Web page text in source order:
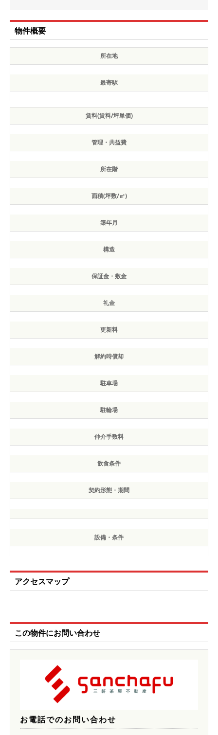
物件概要
所在地
最寄駅
賃料(賃料/坪単価)
管理・共益費
所在階
面積(坪数/㎡)
築年月
構造
保証金・敷金
礼金
更新料
解約時償却
駐車場
駐輪場
仲介手数料
飲食条件
契約形態・期間
設備・条件
アクセスマップ
この物件にお問い合わせ
お電話でのお問い合わせ